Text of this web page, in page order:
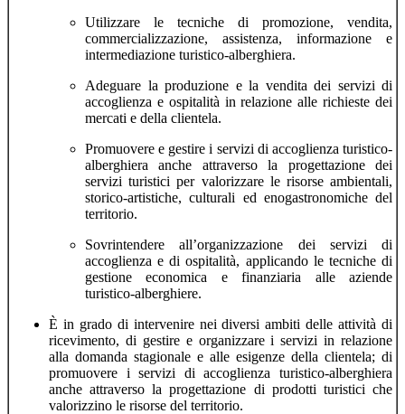
Utilizzare le tecniche di promozione, vendita,
commercializzazione, assistenza, informazione e
intermediazione turistico-alberghiera.
Adeguare la produzione e la vendita dei servizi di
accoglienza e ospitalità in relazione alle richieste dei
mercati e della clientela.
Promuovere e gestire i servizi di accoglienza turistico-
alberghiera anche attraverso la progettazione dei
servizi turistici per valorizzare le risorse ambientali,
storico-artistiche, culturali ed enogastronomiche del
territorio.
Sovrintendere all’organizzazione dei servizi di
accoglienza e di ospitalità, applicando le tecniche di
gestione economica e finanziaria alle aziende
turistico-alberghiere.
È in grado di intervenire nei diversi ambiti delle attività di
ricevimento, di gestire e organizzare i servizi in relazione
alla domanda stagionale e alle esigenze della clientela; di
promuovere i servizi di accoglienza turistico-alberghiera
anche attraverso la progettazione di prodotti turistici che
valorizzino le risorse del territorio.